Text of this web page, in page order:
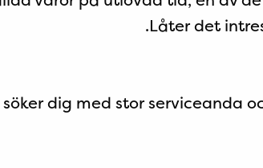
Låter det
söker dig med stor serviceanda